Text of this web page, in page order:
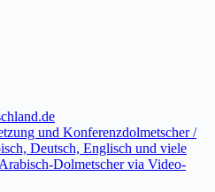
und Konferenzdolmetscher /
Deutsch, Englisch und viele
Dolmetscher via Video-